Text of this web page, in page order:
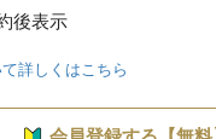
後表示
詳しくはこちら